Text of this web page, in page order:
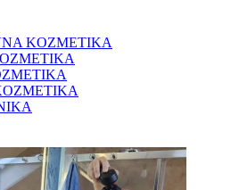
KOZMETIKA